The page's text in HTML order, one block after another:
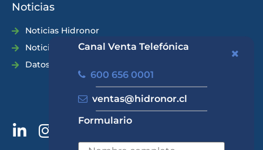
Canal Venta Telefónica
600 656 0001
ventas@hidronor.cl
Formulario
Noticias
Noticias Hidronor
Noticias Industria
Datos Prácticos